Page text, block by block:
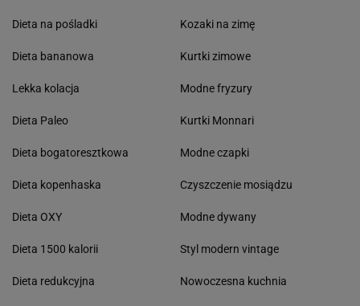
Dieta na pośladki
Dieta bananowa
Lekka kolacja
Dieta Paleo
Dieta bogatoresztkowa
Dieta kopenhaska
Dieta OXY
Dieta 1500 kalorii
Dieta redukcyjna
Kozaki na zimę
Kurtki zimowe
Modne fryzury
Kurtki Monnari
Modne czapki
Czyszczenie mosiądzu
Modne dywany
Styl modern vintage
Nowoczesna kuchnia